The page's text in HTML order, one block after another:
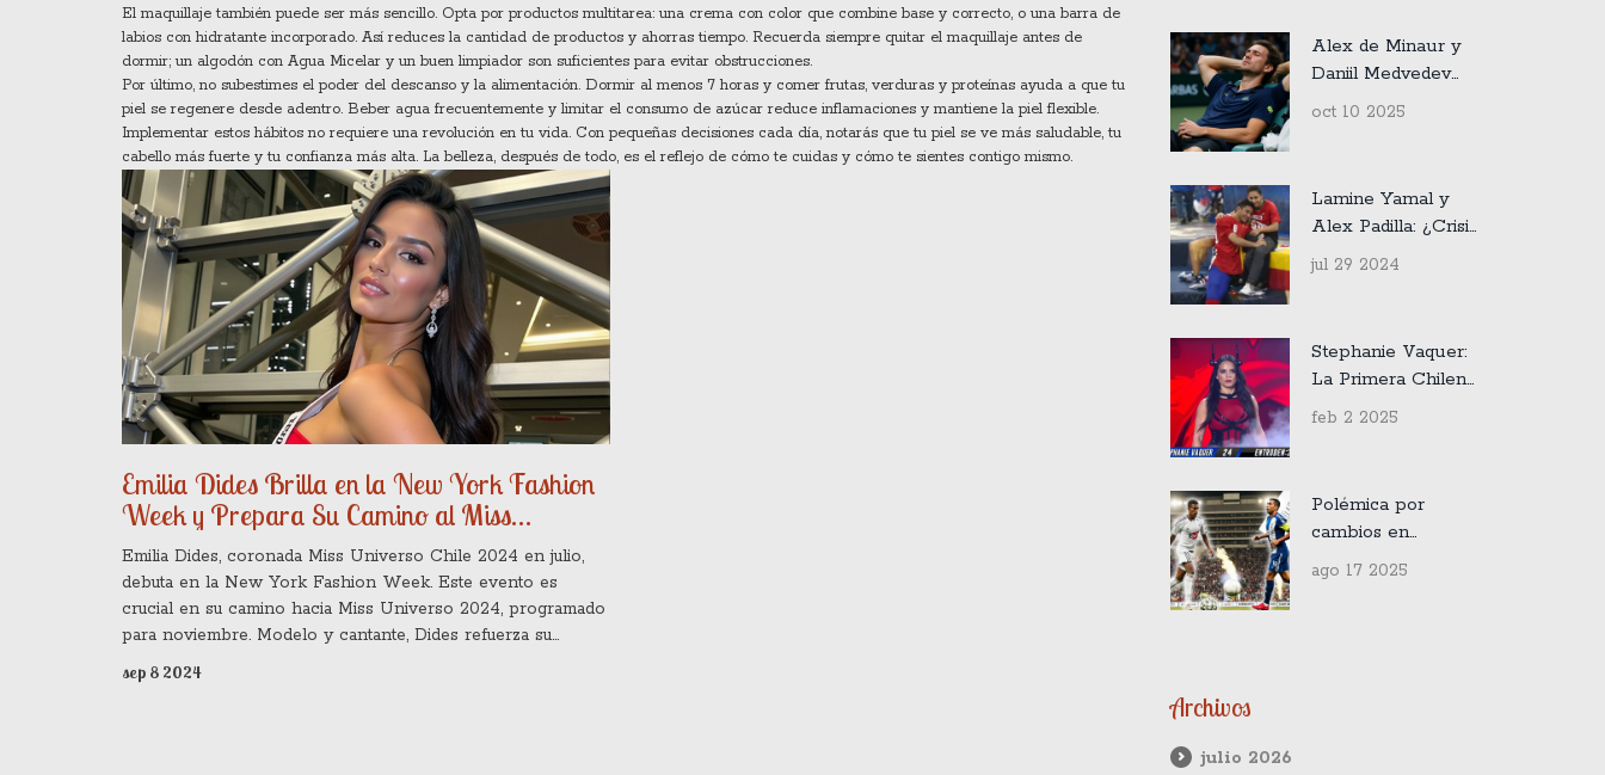
El maquillaje también puede ser más sencillo. Opta por productos multitarea: una crema con color que combine base y correcto, o una barra de
labios con hidratante incorporado. Así reduces la cantidad de productos y ahorras tiempo. Recuerda siempre quitar el maquillaje antes de
dormir; un algodón con Agua Micelar y un buen limpiador son suficientes para evitar obstrucciones.
Por último, no subestimes el poder del descanso y la alimentación. Dormir al menos 7 horas y comer frutas, verduras y proteínas ayuda a que tu
piel se regenere desde adentro. Beber agua frecuentemente y limitar el consumo de azúcar reduce inflamaciones y mantiene la piel flexible.
Implementar estos hábitos no requiere una revolución en tu vida. Con pequeñas decisiones cada día, notarás que tu piel se ve más saludable, tu
cabello más fuerte y tu confianza más alta. La belleza, después de todo, es el reflejo de cómo te cuidas y cómo te sientes contigo mismo.
Emilia Dides Brilla en la New York Fashion
Week y Prepara Su Camino al Miss
Universo 2024
Emilia Dides, coronada Miss Universo Chile 2024 en julio,
debuta en la New York Fashion Week. Este evento es
crucial en su camino hacia Miss Universo 2024, programado
para noviembre. Modelo y cantante, Dides refuerza su
presencia en la moda y belleza chilena con su participación
en este prestigioso desfile.
sep 8 2024
Alex de Minaur y
Daniil Medvedev
llegan a cuartos del
oct 10 2025
Lamine Yamal y
Alex Padilla: ¿Crisis
amorosa? Dejan de
seguirse en redes
jul 29 2024
Stephanie Vaquer:
La Primera Chilena
en Brillar en WWE
feb 2 2025
Polémica por
cambios en
sanciones:
Universitario recibe
ago 17 2025
Archivos
julio 2026